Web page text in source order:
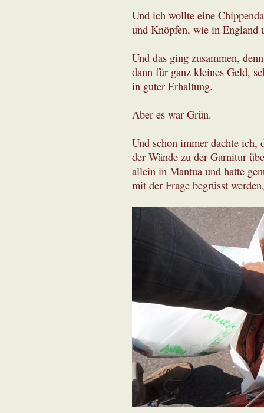
Und ich wollte eine
und Knöpfen, wie in England
Und das ging zusammen,
dann für ganz kleines Geld,
in guter Erhaltung.
Aber es war Grün.
Und schon immer dachte ich,
der Wände zu der Garnitur
allein in Mantua und hatte
mit der Frage begrüsst